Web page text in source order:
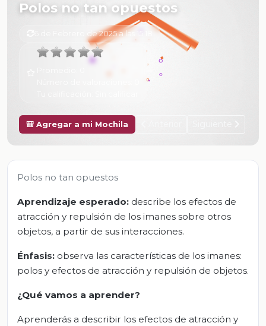
Polos no tan opuestos
6 de Febrero de 2025 a las 15:18
🎒 Agregar a mi Mochila
Polos no tan opuestos
Aprendizaje esperado: describe los efectos de
atracción y repulsión de los imanes sobre otros
objetos, a partir de sus interacciones.
Énfasis: observa las características de los imanes:
polos y efectos de atracción y repulsión de objetos.
¿Qué vamos a aprender?
Aprenderás a describir los efectos de atracción y